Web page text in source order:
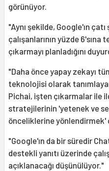
görünüyor.
"Aynı şekilde, Google'ın
çalışanlarının yüzde
çıkarmayı planladığını
"Daha önce yapay zekayı
teknolojisi olarak
Pichai, işten çıkarmalar ile
stratejilerinin 'yetenek ve
önceliklerine yönlendirmek'
"Google'ın da bir süredir
destekli yanıtı üzerinde
açıklanacağı düşünülüyor."